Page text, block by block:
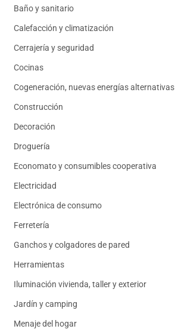
Baño y sanitario
Calefacción y climatización
Cerrajería y seguridad
Cocinas
Cogeneración, nuevas energías alternativas
Construcción
Decoración
Droguería
Economato y consumibles cooperativa
Electricidad
Electrónica de consumo
Ferretería
Ganchos y colgadores de pared
Herramientas
Iluminación vivienda, taller y exterior
Jardín y camping
Menaje del hogar